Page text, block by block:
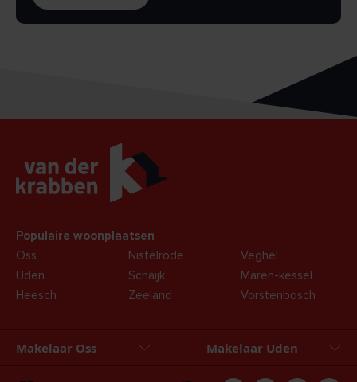
Populaire woonplaatsen
Oss
Uden
Heesch
Nistelrode
Schaijk
Zeeland
Veghel
Maren-kessel
Vorstenbosch
Makelaar Oss Makelaar Uden